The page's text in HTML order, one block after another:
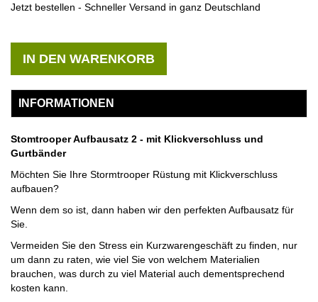
Jetzt bestellen - Schneller Versand in ganz Deutschland
IN DEN WARENKORB
INFORMATIONEN
Stomtrooper Aufbausatz 2 - mit Klickverschluss und
Gurtbänder
Möchten Sie Ihre Stormtrooper Rüstung mit Klickverschluss
aufbauen?
Wenn dem so ist, dann haben wir den perfekten Aufbausatz für
Sie.
Vermeiden Sie den Stress ein Kurzwarengeschäft zu finden, nur
um dann zu raten, wie viel Sie von welchem Materialien
brauchen, was durch zu viel Material auch dementsprechend
kosten kann.